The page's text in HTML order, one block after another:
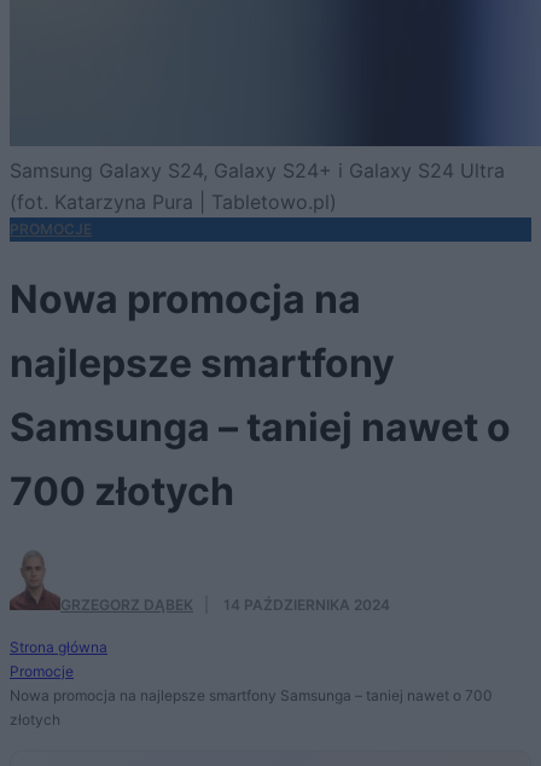
Samsung Galaxy S24, Galaxy S24+ i Galaxy S24 Ultra
(fot. Katarzyna Pura | Tabletowo.pl)
PROMOCJE
Nowa promocja na
najlepsze smartfony
Samsunga – taniej nawet o
700 złotych
GRZEGORZ DĄBEK 14 PAŹDZIERNIKA 2024
Strona główna
Promocje
Nowa promocja na najlepsze smartfony Samsunga – taniej nawet o 700
złotych